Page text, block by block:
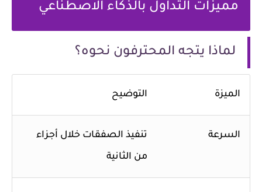
مميزات التداول بالذكاء الاصطناعي
لماذا يتجه المحترفون نحوه؟
الميزة التوضيح
السرعة تنفيذ الصفقات خلال أجزاء
من الثانية